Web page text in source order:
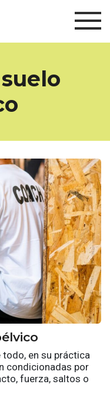
suelo
en su práctica
condicionadas por
fuerza, saltos o